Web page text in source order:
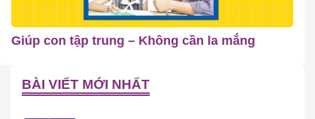
Giúp con tập trung – Không cần la mắng
BÀI VIẾT MỚI NHẤT